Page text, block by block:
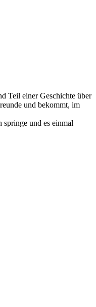
Teil einer Geschichte über
und bekommt, im
und es einmal